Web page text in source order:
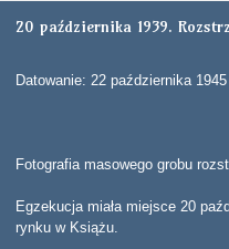
20 października 1939.
Datowanie: 22 października 1945
Fotografia masowego grobu
Egzekucja miała miejsce 20
rynku w Książu.